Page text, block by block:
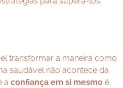
transformar a maneira como
saudável não acontece da
a confiança em si mesmo é